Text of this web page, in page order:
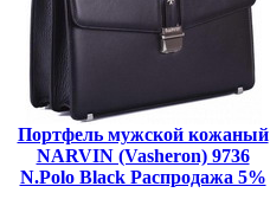
Портфель мужской кожаный
NARVIN (Vasheron) 9736
N.Polo Black Распродажа 5%